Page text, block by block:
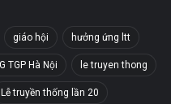
giáo hội hưởng ứng ltt
TGP Hà Nội le truyen thong
Lễ truyền thống lần 20